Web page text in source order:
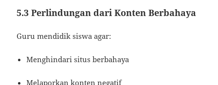
5.3 Perlindungan dari Konten Berbahaya
Guru mendidik siswa agar:
Menghindari situs berbahaya
Melaporkan konten negatif